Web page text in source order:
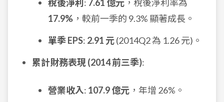
稅後淨利 : 7.61 億元 ，稅後淨利率為
17.9% ，較前一季的 9.3% 顯著成長。
單季 EPS: 2.91 元(2014Q2 為 1.26 元)。
累計財務表現 (2014 前三季):
營業收入: 107.9 億元 ，年增 26%。